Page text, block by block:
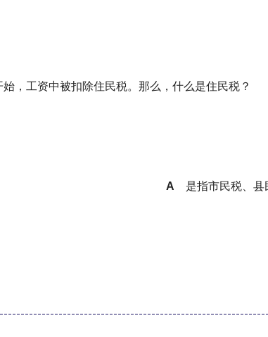
，工资中被扣除住民税。那么，什么是住民税？
A 是指市民税、县